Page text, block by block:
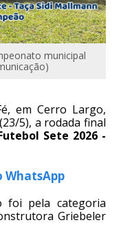
municipal
em Cerro Largo,
5), a rodada final
Sete 2026 -
WhatsApp
foi pela categoria
Griebeler